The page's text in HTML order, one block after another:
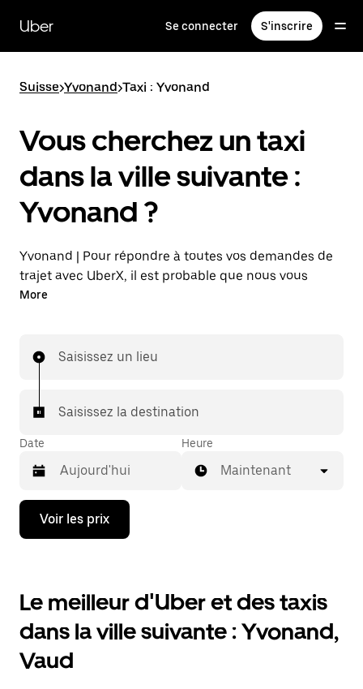
contenu
principal
Uber Se connecter S'inscrire
Suisse>Yvonand>Taxi : Yvonand
Vous cherchez un taxi
dans la ville suivante :
Yvonand ?
Yvonand | Pour répondre à toutes vos demandes de
trajet avec UberX, il est probable que nous vous
mettions en relation avec un chauffeur de taxi. Si tel
et 7 j/7), comme avec UberX, et pourrez rejoindre
Dans certaines villes de Suisse, pour vous assurer de
pouvez le demander dans l'application.
More
Saisissez un lieu
Saisissez la destination
Date
Appuyez
la
bas
pour
ouvrir
le
calendrier
et
Heure
Maintenant
Voir les prix
Le meilleur d'Uber et des taxis
dans la ville suivante : Yvonand,
Vaud